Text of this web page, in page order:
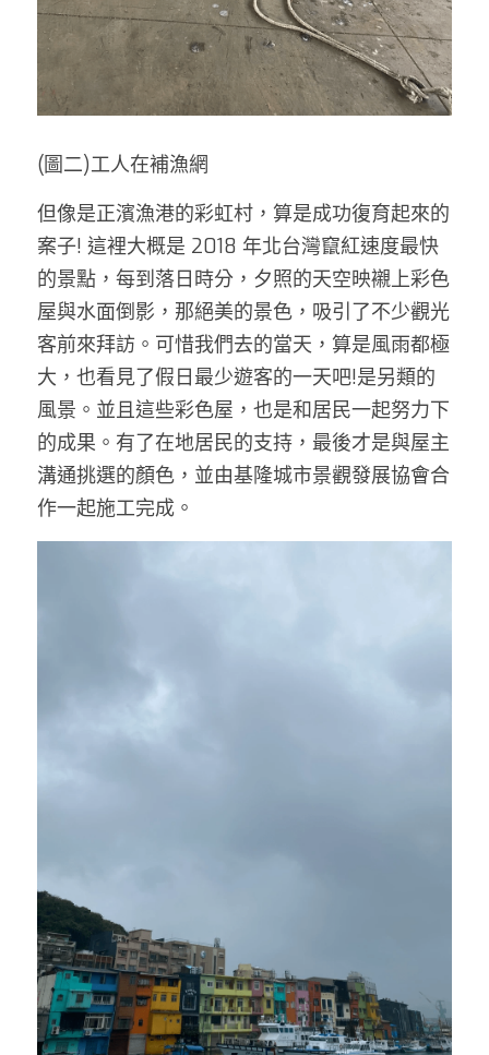
(圖二)工人在補漁網
但像是正濱漁港的彩虹村，算是成功復育起來的
案子! 這裡大概是 2018 年北台灣竄紅速度最快
的景點，每到落日時分，夕照的天空映襯上彩色
屋與水面倒影，那絕美的景色，吸引了不少觀光
客前來拜訪。可惜我們去的當天，算是風雨都極
大，也看見了假日最少遊客的一天吧!是另類的
風景。並且這些彩色屋，也是和居民一起努力下
的成果。有了在地居民的支持，最後才是與屋主
溝通挑選的顏色，並由基隆城市景觀發展協會合
作一起施工完成。